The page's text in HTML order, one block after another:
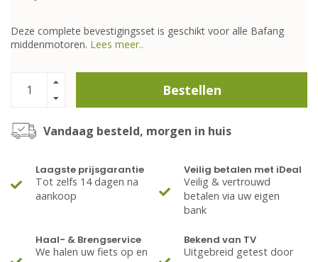
Deze complete bevestigingsset is geschikt voor alle Bafang
middenmotoren. Lees meer..
Bestellen
Vandaag besteld, morgen in huis
Laagste prijsgarantie
Tot zelfs 14 dagen na
aankoop
Veilig betalen met iDeal
Veilig & vertrouwd
betalen via uw eigen
bank
Haal- & Brengservice
We halen uw fiets op en
Bekend van TV
Uitgebreid getest door